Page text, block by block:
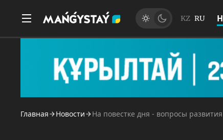
KZ RU
Главная Новости На повестке дня - вопросы